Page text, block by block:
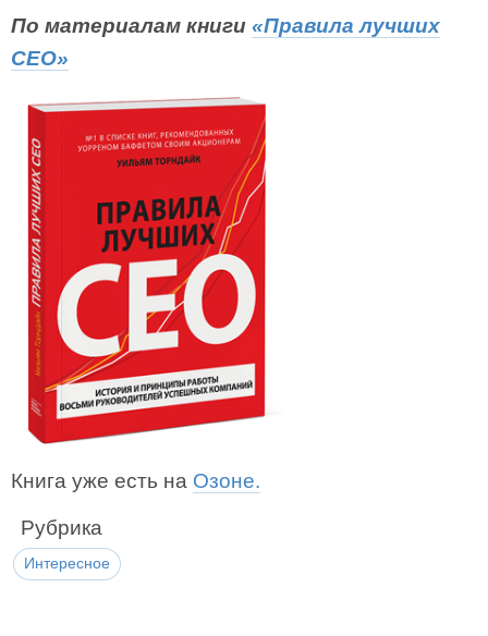
По материалам книги «Правила лучших
СEO»
Книга уже есть на Озоне.
Рубрика
Интересное